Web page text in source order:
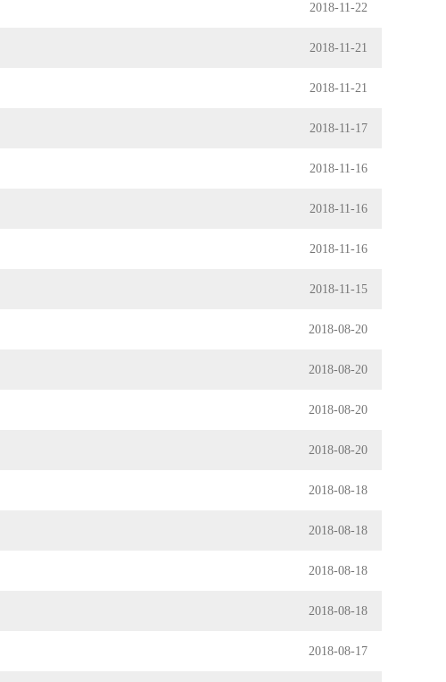
2018-11-22
2018-11-21
2018-11-21
2018-11-17
2018-11-16
2018-11-16
2018-11-16
2018-11-15
2018-08-20
2018-08-20
2018-08-20
2018-08-20
2018-08-18
2018-08-18
2018-08-18
2018-08-18
2018-08-17